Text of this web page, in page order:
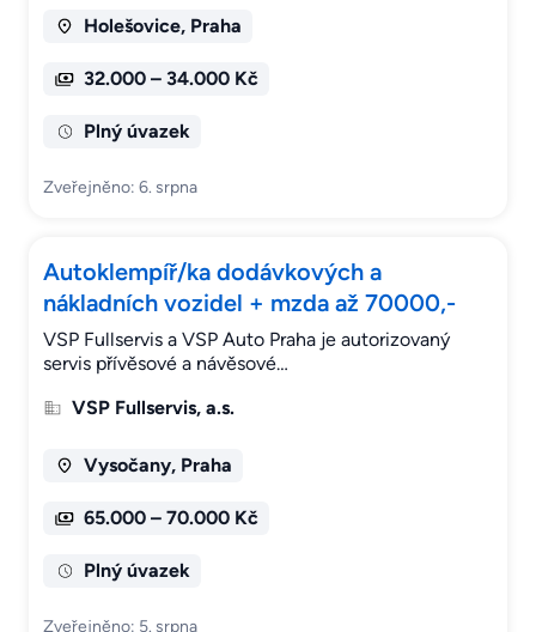
Holešovice, Praha
32.000 – 34.000 Kč
Plný úvazek
Zveřejněno: 6. srpna
Autoklempíř/ka dodávkových a
nákladních vozidel + mzda až 70000,-
VSP Fullservis a VSP Auto Praha je autorizovaný
servis přívěsové a návěsové…
VSP Fullservis, a.s.
Vysočany, Praha
65.000 – 70.000 Kč
Plný úvazek
Zveřejněno: 5. srpna